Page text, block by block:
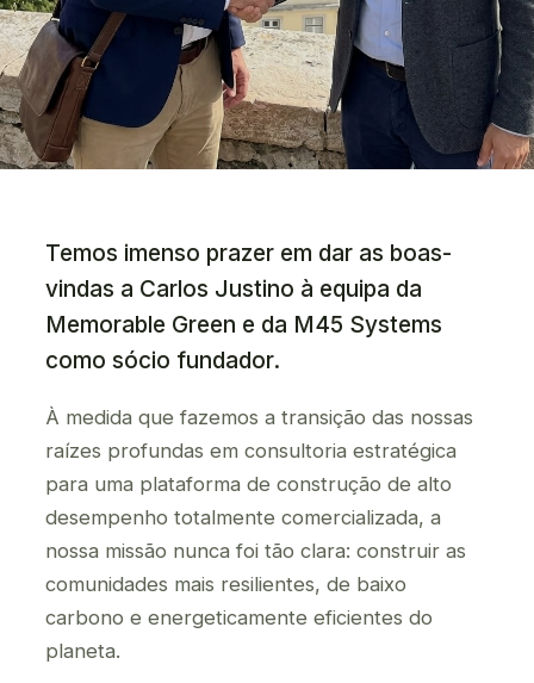
Temos imenso prazer em dar as boas-
vindas a Carlos Justino à equipa da
Memorable Green e da M45 Systems
como sócio fundador.
À medida que fazemos a transição das nossas
raízes profundas em consultoria estratégica
para uma plataforma de construção de alto
desempenho totalmente comercializada, a
nossa missão nunca foi tão clara: construir as
comunidades mais resilientes, de baixo
carbono e energeticamente eficientes do
planeta.